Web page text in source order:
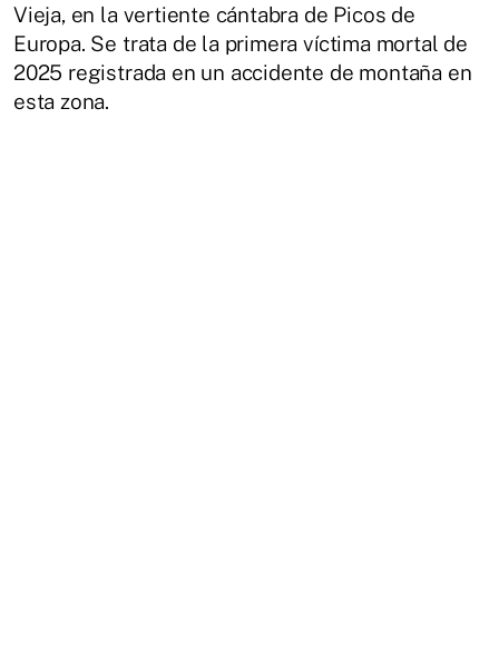
Vieja, en la vertiente cántabra de Picos de
Europa. Se trata de la primera víctima mortal de
2025 registrada en un accidente de montaña en
esta zona.